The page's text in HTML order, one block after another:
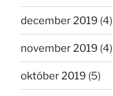
december 2019 (4)
november 2019 (4)
október 2019 (5)